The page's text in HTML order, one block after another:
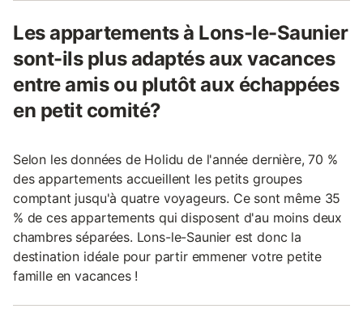
Les appartements à Lons-le-Saunier
sont-ils plus adaptés aux vacances
entre amis ou plutôt aux échappées
en petit comité?
Selon les données de Holidu de l'année dernière, 70 %
des appartements accueillent les petits groupes
comptant jusqu'à quatre voyageurs. Ce sont même 35
% de ces appartements qui disposent d'au moins deux
chambres séparées. Lons-le-Saunier est donc la
destination idéale pour partir emmener votre petite
famille en vacances !